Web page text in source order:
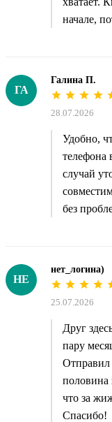
начале,
ГА
Галина П.
28.07.2026
Удобно,
телефона
случай
без
НЕ
нет_логина)
25.07.2026
Друг
пару
Отправил
половина
что за
Спасибо!